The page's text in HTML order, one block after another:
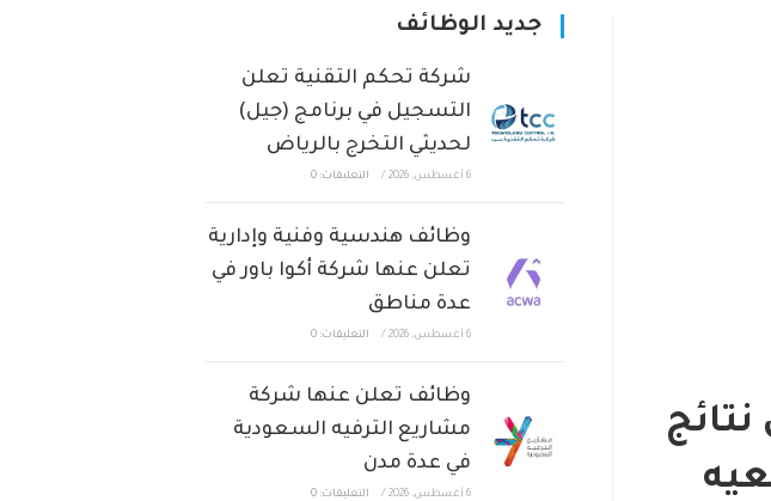
جديد الوظائف
شركة تحكم التقنية تعلن
التسجيل في برنامج (جيل)
لحديثي التخرج بالرياض
6 أغسطس، 2026 / التعليقات: 0
وظائف هندسية وفنية وإدارية
تعلن عنها شركة أكوا باور في
عدة مناطق
6 أغسطس، 2026 / التعليقات: 0
وظائف تعلن عنها شركة
مشاريع الترفيه السعودية
في عدة مدن
6 أغسطس، 2026 / التعليقات: 0